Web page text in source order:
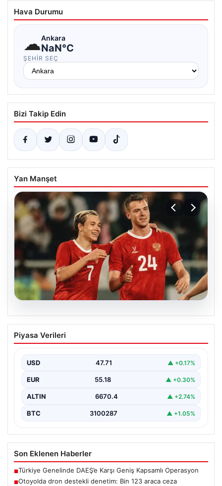
Hava Durumu
☁Ankara
NaN°C
ŞEHIR SEÇ
Bizi Takip Edin
Yan Manşet
05.08.2026
Aleksey Batrakov’dan Galatasaray
İddialarına Yöneşli Yanıt!
genç futbolcu Aleksey Batrakov, adı Galatasaray ile…
Piyasa Verileri
USD 47.71 ▲ +0.17%
EUR 55.18 ▲ +0.30%
ALTIN 6670.4 ▲ +2.74%
BTC 3100287 ▲ +1.05%
Son Eklenen Haberler
■Türkiye Genelinde DAEŞ’e Karşı Geniş Kapsamlı Operasyon
■Otoyolda dron destekli denetim: Bin 123 araca ceza